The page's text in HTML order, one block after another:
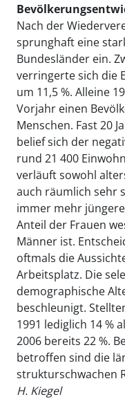
Nach der
sprunghaft eine
Bundesländer ein.
verringerte sich die
um 11,5 %. Alleine
Vorjahr einen
Menschen. Fast 20
belief sich der
rund 21 400
verläuft sowohl
auch räumlich sehr
immer mehr
Anteil der Frauen
Männer ist.
oftmals die
Arbeitsplatz. Die
demographische
beschleunigt.
1991 lediglich 14 %
2006 bereits 22 %.
betroffen sind die
strukturschwachen
H. Kiegel